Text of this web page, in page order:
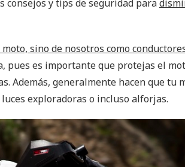
consejos y tips de seguridad para
sino de nosotros como
pues es importante que protejas el
Además, generalmente hacen que tu
exploradoras o incluso alforjas.